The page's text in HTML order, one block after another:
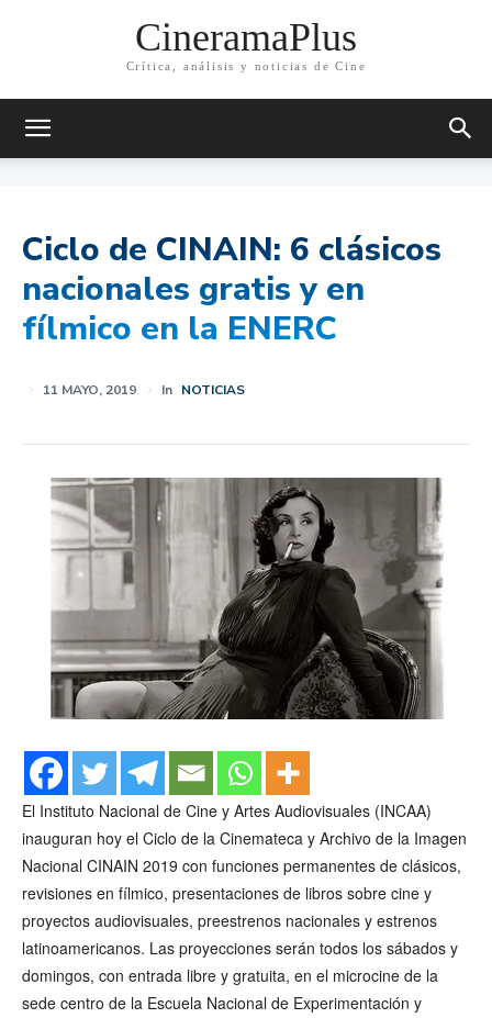
CineramaPlus
Crítica, análisis y noticias de Cine
Ciclo de CINAIN: 6 clásicos
nacionales gratis y en
fílmico en la ENERC
11 MAYO, 2019 In NOTICIAS
El Instituto Nacional de Cine y Artes Audiovisuales (INCAA)
inauguran hoy el Ciclo de la Cinemateca y Archivo de la Imagen
Nacional CINAIN 2019 con funciones permanentes de clásicos,
revisiones en fílmico, presentaciones de libros sobre cine y
proyectos audiovisuales, preestrenos nacionales y estrenos
latinoamericanos. Las proyecciones serán todos los sábados y
domingos, con entrada libre y gratuita, en el microcine de la
sede centro de la Escuela Nacional de Experimentación y